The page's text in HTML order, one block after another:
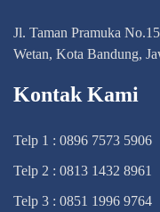
Jl. Taman Pramuka
Wetan, Kota Bandung,
Kontak Kami
Telp 1 : 0896 7573 5906
Telp 2 : 0813 1432 8961
Telp 3 : 0851 1996 9764